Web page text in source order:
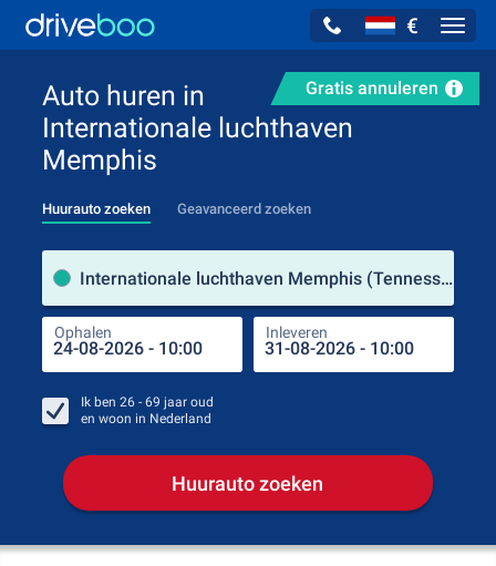
€
Gratis annuleren
Auto huren in
Internationale luchthaven
Memphis
Huurauto zoeken Geavanceerd zoeken
Internationale luchthaven Memphis (Tennessee / Verenigde Staten)
Ophalen Inleveren
Ik ben 26 - 69 jaar oud
en woon in Nederland
Huurauto zoeken